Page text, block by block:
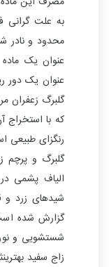
به علت گرانی
محدود و نادر
عنوان یک
عنوان یک دور
گلبرگ زعفران
که با استخراج
رنگزای طبیعی
گلبرگ و پرچم
الیاف پشمی
شیدهای زرد و
گزارش شده
شستشویی و
زاج سفید